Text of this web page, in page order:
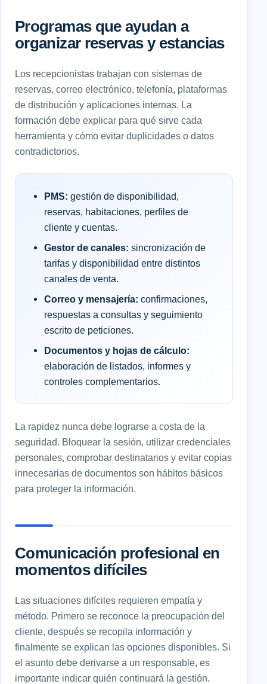
Programas que ayudan a
organizar reservas y estancias
Los recepcionistas trabajan con sistemas de
reservas, correo electrónico, telefonía, plataformas
de distribución y aplicaciones internas. La
formación debe explicar para qué sirve cada
herramienta y cómo evitar duplicidades o datos
contradictorios.
PMS: gestión de disponibilidad,
reservas, habitaciones, perfiles de
cliente y cuentas.
Gestor de canales: sincronización de
tarifas y disponibilidad entre distintos
canales de venta.
Correo y mensajería: confirmaciones,
respuestas a consultas y seguimiento
escrito de peticiones.
Documentos y hojas de cálculo:
elaboración de listados, informes y
controles complementarios.
La rapidez nunca debe lograrse a costa de la
seguridad. Bloquear la sesión, utilizar credenciales
personales, comprobar destinatarios y evitar copias
innecesarias de documentos son hábitos básicos
para proteger la información.
Comunicación profesional en
momentos difíciles
Las situaciones difíciles requieren empatía y
método. Primero se reconoce la preocupación del
cliente, después se recopila información y
finalmente se explican las opciones disponibles. Si
el asunto debe derivarse a un responsable, es
importante indicar quién continuará la gestión.